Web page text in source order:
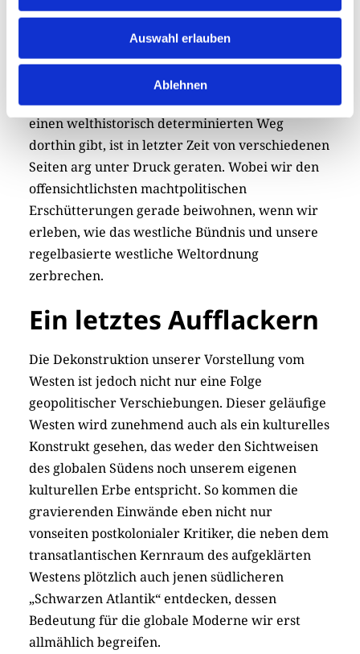
Auswahl erlauben
Ablehnen
Tendenzen gewünscht, unser Verständnis vom
Westen zu dekonstruieren. Der beiläufige
Hinweis auf postkoloniale Debatten reicht da
nicht aus. Denn unsere landläufige Vorstellung,
dass so etwas wie der „Westen“ existiert und es
einen welthistorisch determinierten Weg
dorthin gibt, ist in letzter Zeit von verschiedenen
Seiten arg unter Druck geraten. Wobei wir den
offensichtlichsten machtpolitischen
Erschütterungen gerade beiwohnen, wenn wir
erleben, wie das westliche Bündnis und unsere
regelbasierte westliche Weltordnung
zerbrechen.
Ein letztes Aufflackern
Die Dekonstruktion unserer Vorstellung vom
Westen ist jedoch nicht nur eine Folge
geopolitischer Verschiebungen. Dieser geläufige
Westen wird zunehmend auch als ein kulturelles
Konstrukt gesehen, das weder den Sichtweisen
des globalen Südens noch unserem eigenen
kulturellen Erbe entspricht. So kommen die
gravierenden Einwände eben nicht nur
vonseiten postkolonialer Kritiker, die neben dem
transatlantischen Kernraum des aufgeklärten
Westens plötzlich auch jenen südlicheren
„Schwarzen Atlantik“ entdecken, dessen
Bedeutung für die globale Moderne wir erst
allmählich begreifen.